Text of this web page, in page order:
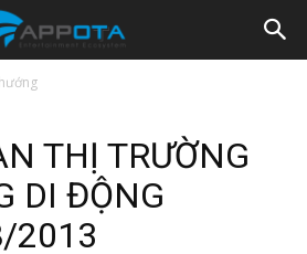
THỊ TRƯỜNG
DI ĐỘNG
2013